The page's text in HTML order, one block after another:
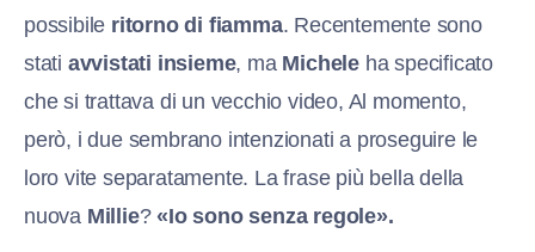
possibile ritorno di fiamma. Recentemente sono
stati avvistati insieme, ma Michele ha specificato
che si trattava di un vecchio video, Al momento,
però, i due sembrano intenzionati a proseguire le
loro vite separatamente. La frase più bella della
nuova Millie?«Io sono senza regole».